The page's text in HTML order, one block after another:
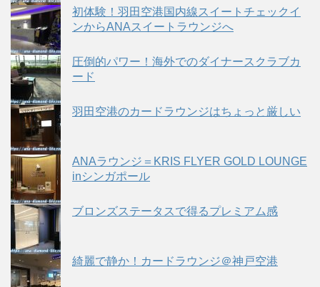
初体験！羽田空港国内線スイートチェックイ
ンからANAスイートラウンジへ
圧倒的パワー！海外でのダイナースクラブカ
ード
羽田空港のカードラウンジはちょっと厳しい
ANAラウンジ＝KRIS FLYER GOLD LOUNGE
inシンガポール
ブロンズステータスで得るプレミアム感
綺麗で静か！カードラウンジ＠神戸空港